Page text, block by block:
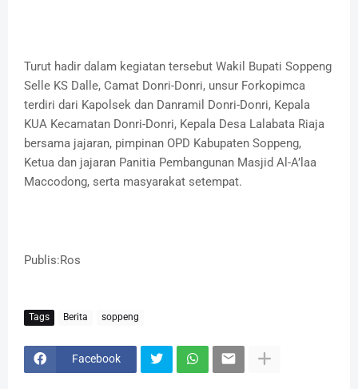
Turut hadir dalam kegiatan tersebut Wakil Bupati Soppeng
Selle KS Dalle, Camat Donri-Donri, unsur Forkopimca
terdiri dari Kapolsek dan Danramil Donri-Donri, Kepala
KUA Kecamatan Donri-Donri, Kepala Desa Lalabata Riaja
bersama jajaran, pimpinan OPD Kabupaten Soppeng,
Ketua dan jajaran Panitia Pembangunan Masjid Al-A’laa
Maccodong, serta masyarakat setempat.
Publis:Ros
Tags Berita soppeng
Facebook